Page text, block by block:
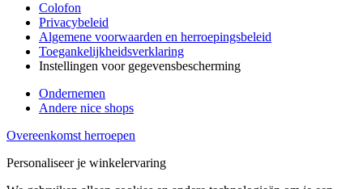
Colofon
Privacybeleid
Algemene voorwaarden en herroepingsbeleid
Toegankelijkheidsverklaring
Instellingen voor gegevensbescherming
Ondernemen
Andere nice shops
Overeenkomst herroepen
Personaliseer je winkelervaring